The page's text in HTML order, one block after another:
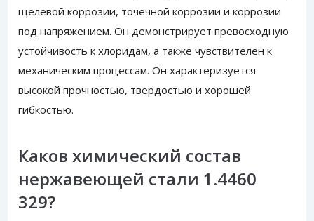
щелевой коррозии, точечной коррозии и коррозии
под напряжением. Он демонстрирует превосходную
устойчивость к хлоридам, а также чувствителен к
механическим процессам. Он характеризуется
высокой прочностью, твердостью и хорошей
гибкостью.
Каков химический состав
нержавеющей стали 1.4460
329?